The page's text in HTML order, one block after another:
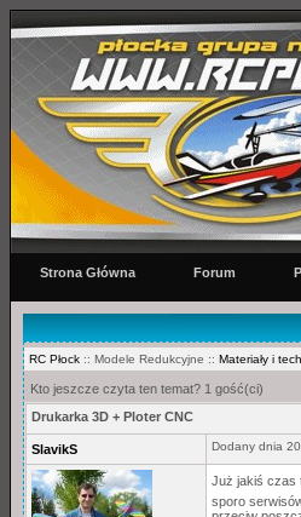
Strona Główna Forum
RC Płock :: Modele Redukcyjne :: Materiały i
Kto jeszcze czyta ten temat? 1 gość(ci)
Drukarka 3D + Ploter CNC
SlavikS Dodany dnia
Już jakiś czas
sporo